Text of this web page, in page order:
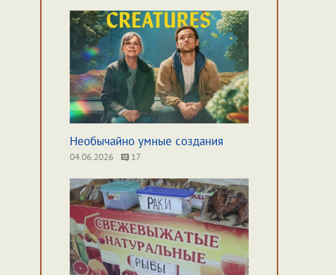
Необычайно умные создания
04.06.2026 17